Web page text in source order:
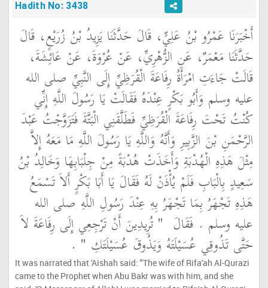
Hadith No: 3438
أَخْبَرَنَا عَمْرُو بْنُ عَلِيٍّ، قَالَ حَدَّثَنَا يَزِيدُ بْنُ زُرَيْعٍ، قَالَ
حَدَّثَنَا مَعْمَرٌ، عَنِ الزُّهْرِيِّ، عَنْ عُرْوَةَ، عَنْ عَائِشَةَ،
قَالَتْ جَاءَتِ امْرَأَةُ رِفَاعَةَ الْقُرَظِيِّ إِلَى النَّبِيِّ صلى الله
عليه وسلم وَأَبُو بَكْرٍ عِنْدَهُ فَقَالَتْ يَا رَسُولَ اللَّهِ إِنِّي
كُنْتُ تَحْتَ رِفَاعَةَ الْقُرَظِيِّ فَطَلَّقَنِي الْبَتَّةَ فَتَزَوَّجْتُ عَبْدَ
الرَّحْمَنِ بْنَ الزَّبِيرِ وَأَنَّهُ وَاللَّهِ يَا رَسُولَ اللَّهِ مَا مَعَهُ إِلاَّ
مِثْلَ هَذِهِ الْهُدْبَةِ وَأَخَذَتْ هُدْبَةً مِنْ جِلْبَابِهَا وَخَالِدُ بْنُ
سَعِيدٍ بِالْبَابِ فَلَمْ يُأْذَنْ لَهُ فَقَالَ يَا أَبَا بَكْرٍ أَلاَ تَسْمَعُ
هَذِهِ تَجْهَرُ بِمَا تَجْهَرُ بِهِ عِنْدَ رَسُولِ اللَّهِ صلى الله
عليه وسلم ‏.‏ فَقَالَ ‏ "‏ تُرِيدِينَ أَنْ تَرْجِعِي إِلَى رِفَاعَةَ لاَ
حَتَّى تَذُوقِي عُسَيْلَتَهُ وَيَذُوقَ عُسَيْلَتَكِ ‏" ‏ ‏.‏
It was narrated that 'Aishah said: "The wife of Rifa'ah Al-Qurazi
came to the Prophet when Abu Bakr was with him, and she